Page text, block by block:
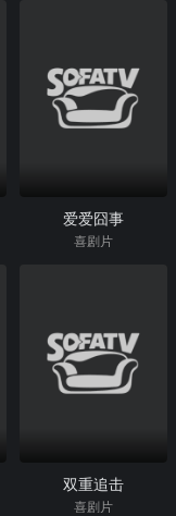
爱爱囧事
喜剧片
双重追击
喜剧片